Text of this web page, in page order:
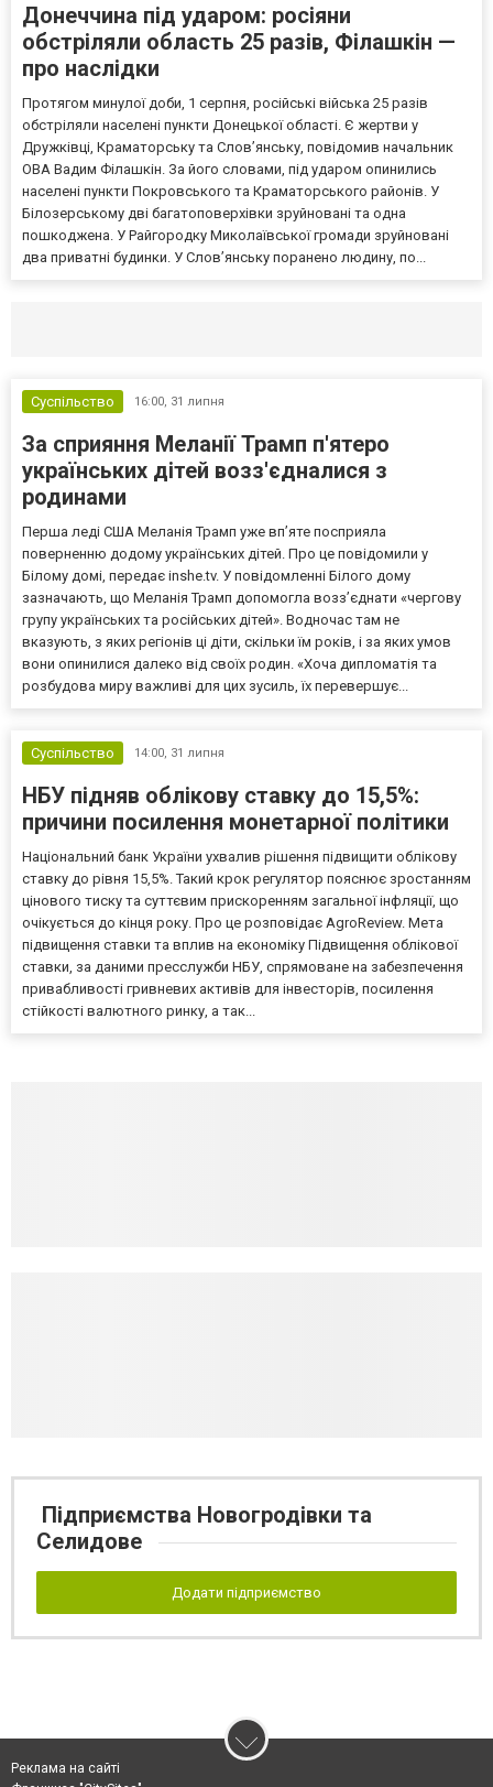
Донеччина під ударом: росіяни
обстріляли область 25 разів, Філашкін —
про наслідки
Протягом минулої доби, 1 серпня, російські війська 25 разів
обстріляли населені пункти Донецької області. Є жертви у
Дружківці, Краматорську та Слов’янську, повідомив начальник
ОВА Вадим Філашкін. За його словами, під ударом опинились
населені пункти Покровського та Краматорського районів. У
Білозерському дві багатоповерхівки зруйновані та одна
пошкоджена. У Райгородку Миколаївської громади зруйновані
два приватні будинки. У Слов’янську поранено людину, по...
Суспільство 16:00, 31 липня
За сприяння Меланії Трамп п'ятеро
українських дітей возз'єдналися з
родинами
Перша леді США Меланія Трамп уже впʼяте посприяла
поверненню додому українських дітей. Про це повідомили у
Білому домі, передає inshe.tv. У повідомленні Білого дому
зазначають, що Меланія Трамп допомогла возз’єднати «чергову
групу українських та російських дітей». Водночас там не
вказують, з яких регіонів ці діти, скільки їм років, і за яких умов
вони опинилися далеко від своїх родин. «Хоча дипломатія та
розбудова миру важливі для цих зусиль, їх перевершує...
Суспільство 14:00, 31 липня
НБУ підняв облікову ставку до 15,5%:
причини посилення монетарної політики
Національний банк України ухвалив рішення підвищити облікову
ставку до рівня 15,5%. Такий крок регулятор пояснює зростанням
цінового тиску та суттєвим прискоренням загальної інфляції, що
очікується до кінця року. Про це розповідає AgroReview. Мета
підвищення ставки та вплив на економіку Підвищення облікової
ставки, за даними пресслужби НБУ, спрямоване на забезпечення
привабливості гривневих активів для інвесторів, посилення
стійкості валютного ринку, а так...
Підприємства Новогродівки та
Селидове
Додати підприємство
Реклама на сайті